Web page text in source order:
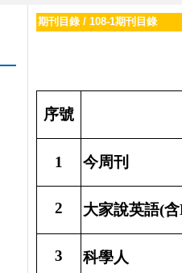
期刊目錄/ 108-1期刊目錄
序號
1 今周刊
2 大家說英語(含
3 科學人